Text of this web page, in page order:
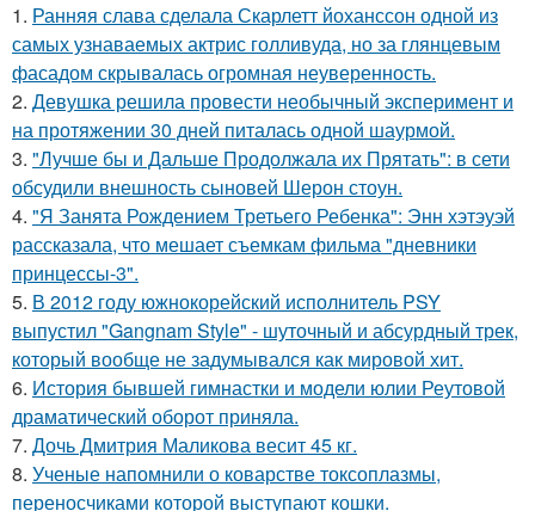
1. Ранняя слава сделала Скарлетт йоханссон одной из
самых узнаваемых актрис голливуда, но за глянцевым
фасадом скрывалась огромная неуверенность.
2. Девушка решила провести необычный эксперимент и
на протяжении 30 дней питалась одной шаурмой.
3. "Лучше бы и Дальше Продолжала их Прятать": в сети
обсудили внешность сыновей Шерон стоун.
4. "Я Занята Рождением Третьего Ребенка": Энн хэтэуэй
рассказала, что мешает съемкам фильма "дневники
принцессы-3".
5. В 2012 году южнокорейский исполнитель PSY
выпустил "Gangnam Style" - шуточный и абсурдный трек,
который вообще не задумывался как мировой хит.
6. История бывшей гимнастки и модели юлии Реутовой
драматический оборот приняла.
7. Дочь Дмитрия Маликова весит 45 кг.
8. Ученые напомнили о коварстве токсоплазмы,
переносчиками которой выступают кошки.